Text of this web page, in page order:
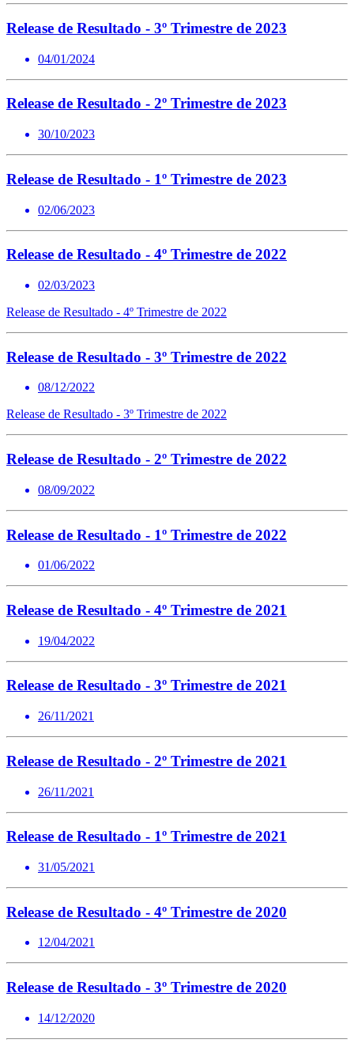
Release de Resultado - 3º Trimestre de 2023
04/01/2024
Release de Resultado - 2º Trimestre de 2023
30/10/2023
Release de Resultado - 1º Trimestre de 2023
02/06/2023
Release de Resultado - 4º Trimestre de 2022
02/03/2023
Release de Resultado - 4º Trimestre de 2022
Release de Resultado - 3º Trimestre de 2022
08/12/2022
Release de Resultado - 3º Trimestre de 2022
Release de Resultado - 2º Trimestre de 2022
08/09/2022
Release de Resultado - 1º Trimestre de 2022
01/06/2022
Release de Resultado - 4º Trimestre de 2021
19/04/2022
Release de Resultado - 3º Trimestre de 2021
26/11/2021
Release de Resultado - 2º Trimestre de 2021
26/11/2021
Release de Resultado - 1º Trimestre de 2021
31/05/2021
Release de Resultado - 4º Trimestre de 2020
12/04/2021
Release de Resultado - 3º Trimestre de 2020
14/12/2020